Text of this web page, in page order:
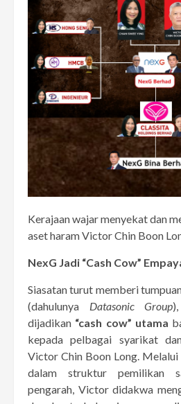
Kerajaan wajar menyekat dan
aset haram Victor Chin Boon
NexG Jadi “Cash Cow”
Siasatan turut memberi
(dahulunya Datasonic Group
dijadikan “cash cow” utama
kepada pelbagai syarikat
Victor Chin Boon Long.
dalam struktur pemilikan
pengarah, Victor didakwa